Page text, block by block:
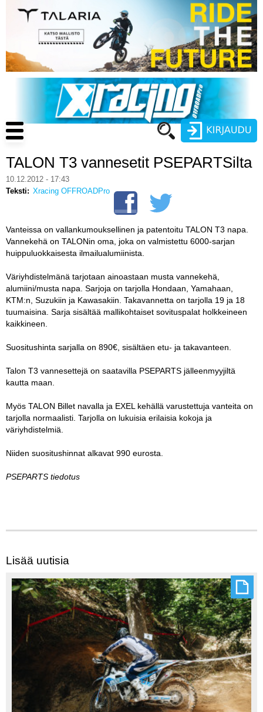
pääsisältöön
Käyttäjätunnus
Salasana
Luo uusi käyttäjätili
Vaihda salasana
Main
navigation
ENDURO
MOTOCROSS
CROSS COUNTRY
MUUT LAJIT
YLEISTÄ ALALTA
OHJEET
YHTEYSTIEDOT
TALON T3 vannesetit PSEPARTSilta
10.12.2012 - 17:43
Teksti
Xracing OFFROADPro
Vanteissa on vallankumouksellinen ja patentoitu TALON T3 napa.
Vannekehä on TALONin oma, joka on valmistettu 6000-sarjan
huippuluokkaisesta ilmailualumiinista.
Väriyhdistelmänä tarjotaan ainoastaan musta vannekehä,
alumiini/musta napa. Sarjoja on tarjolla Hondaan, Yamahaan,
KTM:n, Suzukiin ja Kawasakiin. Takavannetta on tarjolla 19 ja 18
tuumaisina. Sarja sisältää mallikohtaiset sovituspalat holkkeineen
kaikkineen.
Suositushinta sarjalla on 890€, sisältäen etu- ja takavanteen.
Talon T3 vannesettejä on saatavilla PSEPARTS jälleenmyyjiltä
kautta maan.
Myös TALON Billet navalla ja EXEL kehällä varustettuja vanteita on
tarjolla normaalisti. Tarjolla on lukuisia erilaisia kokoja ja
väriyhdistelmiä.
Niiden suositushinnat alkavat 990 eurosta.
PSEPARTS tiedotus
Lisää uutisia